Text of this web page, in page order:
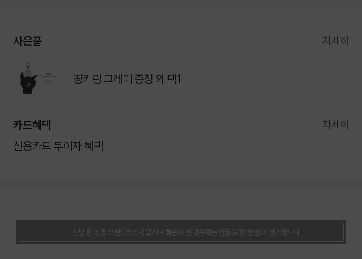
사은품
띵키링 그레이 증정 외 택1
자세히
카드혜택
신용카드 무이자 혜택
자세히